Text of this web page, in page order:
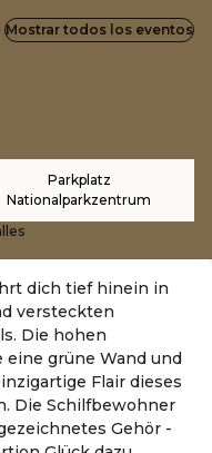
Parkplatz
Nationalparkzentrum
Mostrar todos los eventos
dich tief hinein in
versteckten
Die hohen
grüne Wand und
Flair dieses
Die Schilfbewohner
Gehör -